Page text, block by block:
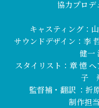
協力プロデ
キャスティング：
サウンドデザイン：
健一
スタイリスト：章 憶
子
監督補・翻訳 ：折
制作担